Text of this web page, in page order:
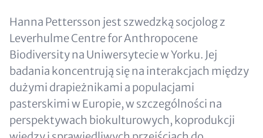
Hanna Pettersson jest szwedzką socjolog z
Leverhulme Centre for Anthropocene
Biodiversity na Uniwersytecie w Yorku. Jej
badania koncentrują się na interakcjach między
dużymi drapieżnikami a populacjami
pasterskimi w Europie, w szczególności na
perspektywach biokulturowych, koprodukcji